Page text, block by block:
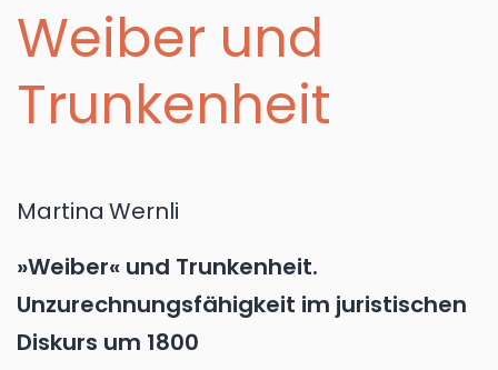
Weiber und
Trunkenheit
Martina Wernli
»Weiber« und Trunkenheit.
Unzurechnungsfähigkeit im juristischen
Diskurs um 1800